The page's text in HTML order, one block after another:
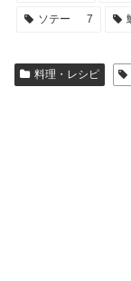
ソテー 7
料理・レシピ